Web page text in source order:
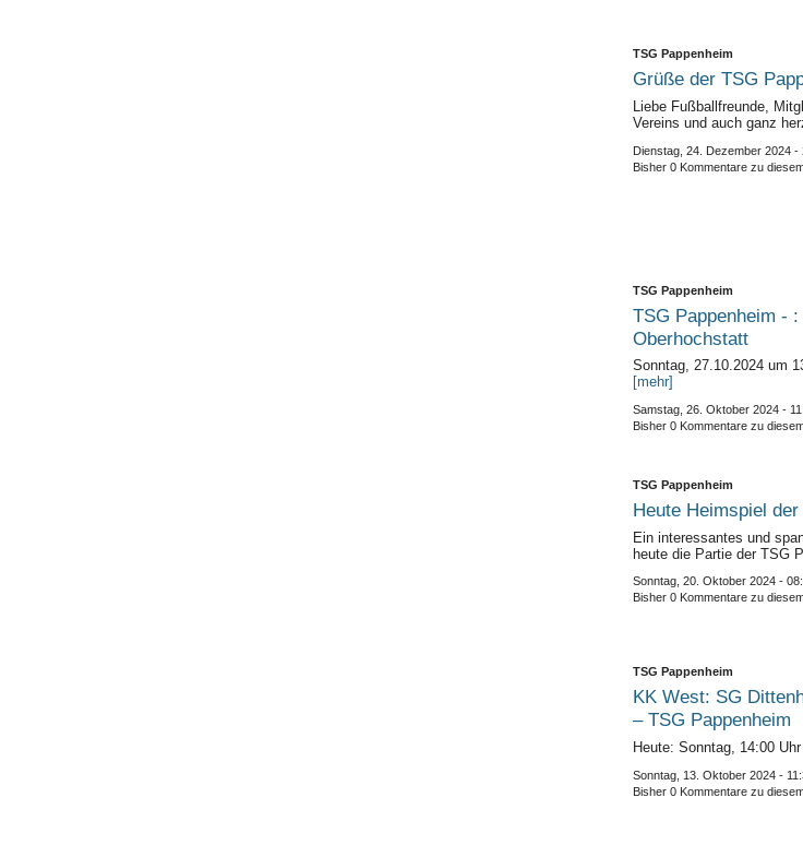
TSG Pappenheim
Grüße der TSG
Liebe Fußballfreunde,
Vereins und auch ganz
Dienstag, 24. Dezember 2024 -
Bisher 0 Kommentare zu
TSG Pappenheim
TSG Pappenheim -
Oberhochstatt
Sonntag, 27.10.2024 um
[mehr]
Samstag, 26. Oktober 2024 -
Bisher 0 Kommentare zu
TSG Pappenheim
Heute Heimspiel
Ein interessantes und
heute die Partie der TSG
Sonntag, 20. Oktober 2024 -
Bisher 0 Kommentare zu
TSG Pappenheim
KK West: SG
– TSG Pappenheim
Heute: Sonntag, 14:00 Uhr
Sonntag, 13. Oktober 2024 -
Bisher 0 Kommentare zu